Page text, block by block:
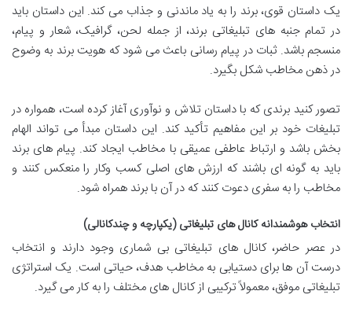
یک داستان قوی، برند را به یاد ماندنی و جذاب می کند. این داستان باید
در تمام جنبه های تبلیغاتی برند، از جمله لحن، گرافیک، شعار و پیام،
منسجم باشد. ثبات در پیام رسانی باعث می شود که هویت برند به وضوح
در ذهن مخاطب شکل بگیرد.
تصور کنید برندی که با داستان تلاش و نوآوری آغاز کرده است، همواره در
تبلیغات خود بر این مفاهیم تأکید کند. این داستان مبدأ می تواند الهام
بخش باشد و ارتباط عاطفی عمیقی با مخاطب ایجاد کند. پیام های برند
باید به گونه ای باشند که ارزش های اصلی کسب وکار را منعکس کنند و
مخاطب را به سفری دعوت کنند که در آن با برند همراه شود.
انتخاب هوشمندانه کانال های تبلیغاتی (یکپارچه و چندکانالی)
در عصر حاضر، کانال های تبلیغاتی بی شماری وجود دارند و انتخاب
درست آن ها برای دستیابی به مخاطب هدف، حیاتی است. یک استراتژی
تبلیغاتی موفق، معمولاً ترکیبی از کانال های مختلف را به کار می گیرد.